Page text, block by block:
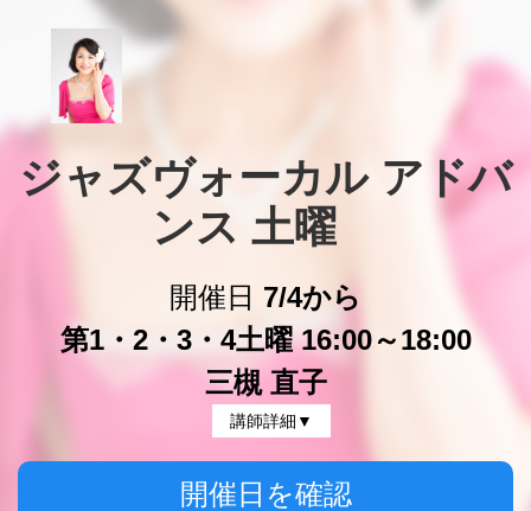
ジャズヴォーカル アドバ
ンス 土曜
開催日 7/4から
第1・2・3・4土曜 16:00～18:00
三槻 直子
講師詳細▼
開催日を確認